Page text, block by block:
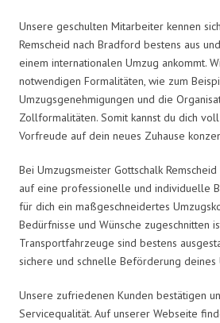
Unsere geschulten Mitarbeiter kennen
Remscheid nach Bradford bestens aus
einem internationalen Umzug ankommt.
notwendigen Formalitäten, wie zum
Umzugsgenehmigungen und die
Zollformalitäten. Somit kannst du dich
Vorfreude auf dein neues Zuhause
Bei Umzugsmeister Gottschalk
auf eine professionelle und individuelle
für dich ein maßgeschneidertes
Bedürfnisse und Wünsche zugeschnitten
Transportfahrzeuge sind bestens
sichere und schnelle Beförderung deines
Unsere zufriedenen Kunden bestätigen
Servicequalität. Auf unserer Webseite